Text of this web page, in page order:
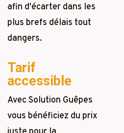
afin d'écarter dans les
plus brefs délais tout
dangers.
Tarif
accessible
Avec Solution Guêpes
vous bénéficiez du prix